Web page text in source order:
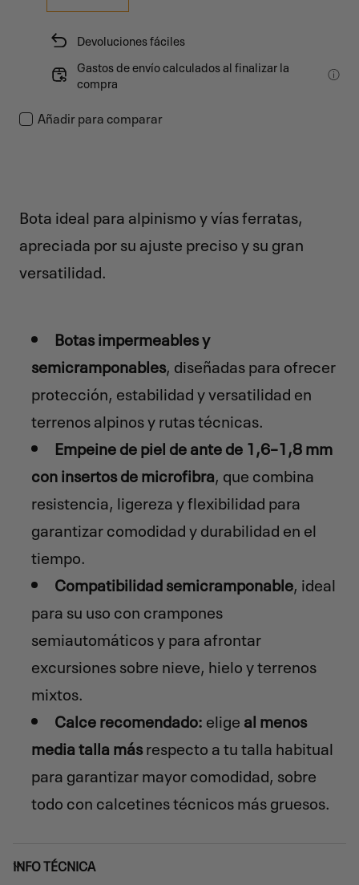
Devoluciones fáciles
Gastos de envío calculados al finalizar la
compra
Añadir para comparar
Bota ideal para alpinismo y vías ferratas,
apreciada por su ajuste preciso y su gran
versatilidad.
Botas impermeables y
semicramponables, diseñadas para ofrecer
protección, estabilidad y versatilidad en
terrenos alpinos y rutas técnicas.
Empeine de piel de ante de 1,6–1,8 mm
con insertos de microfibra, que combina
resistencia, ligereza y flexibilidad para
garantizar comodidad y durabilidad en el
tiempo.
Compatibilidad semicramponable, ideal
para su uso con crampones
semiautomáticos y para afrontar
excursiones sobre nieve, hielo y terrenos
mixtos.
Calce recomendado: elige al menos
media talla másrespecto a tu talla habitual
para garantizar mayor comodidad, sobre
todo con calcetines técnicos más gruesos.
INFO TÉCNICA